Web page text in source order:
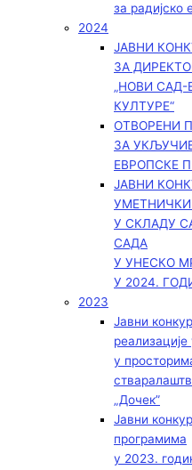
за
2024
ЈАВНИ
ЗА
„НОВИ
КУЛТУРЕ“
ОТВОРЕНИ
ЗА
ЕВРОПСКЕ
ЈАВНИ
У СКЛАДУ
САДА
У УНЕСКО
У 2024.
2023
Јавни
у
„Дочек”
Јавни
програмима
у 2023.